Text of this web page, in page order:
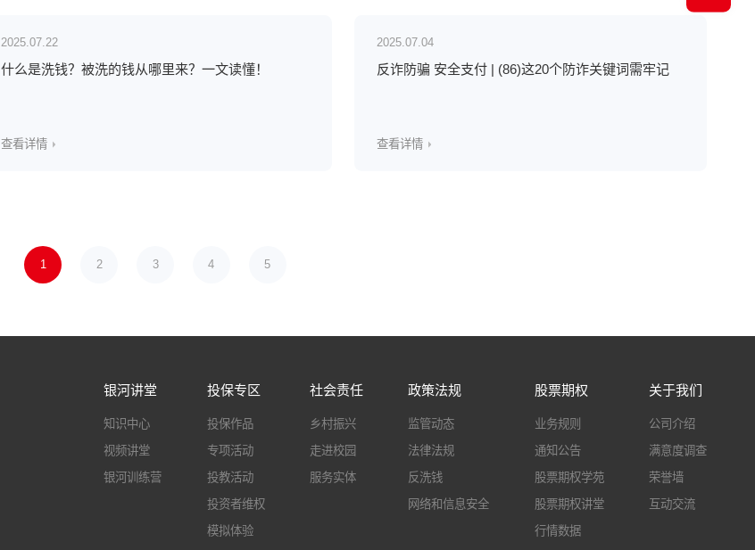
2025.07.22
什么是洗钱？被洗的钱从哪里来？一文读懂！
查看详情
2025.07.04
反诈防骗 安全支付 | (86)这20个防诈关键词需牢记
查看详情
1 2 3 4 5
银河讲堂
知识中心
视频讲堂
银河训练营
投保专区
投保作品
专项活动
投教活动
投资者维权
模拟体验
社会责任
乡村振兴
走进校园
服务实体
政策法规
监管动态
法律法规
反洗钱
网络和信息安全
股票期权
业务规则
通知公告
股票期权学苑
股票期权讲堂
行情数据
关于我们
公司介绍
满意度调查
荣誉墙
互动交流